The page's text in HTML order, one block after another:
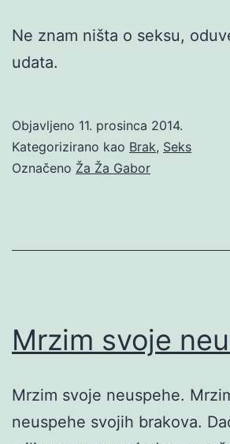
Ne znam ništa o seksu,
udata.
Objavljeno 11. prosinca 2014.
Kategorizirano kao Brak, Seks
Označeno Ža Ža Gabor
Mrzim svoje
Mrzim svoje neuspehe.
neuspehe svojih brakova.